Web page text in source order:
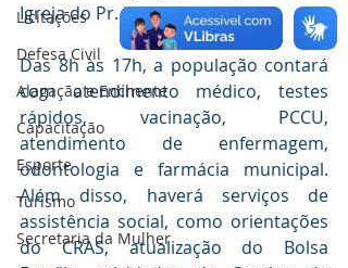
Licitações
Defesa Civil
Alagação e Enchente
Capacitação
Esporte
Turismo
Secretaria da Mulher
Igreja do Pr. Janderson).
Das 8h às 17h, a população contará
com atendimento médico, testes
rápidos, vacinação, PCCU,
atendimento de enfermagem,
odontologia e farmácia municipal.
Além disso, haverá serviços de
assistência social, como orientações
do CRAS, atualização do Bolsa